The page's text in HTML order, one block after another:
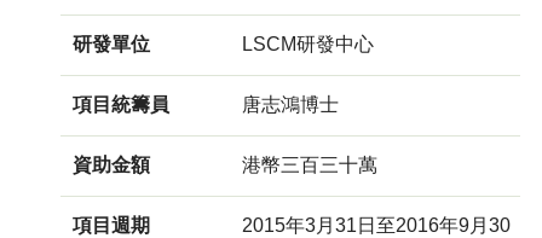
研發單位 LSCM研發中心
項目統籌員 唐志鴻博士
資助金額 港幣三百三十萬
項目週期
2015年3月31日至2016年9月30